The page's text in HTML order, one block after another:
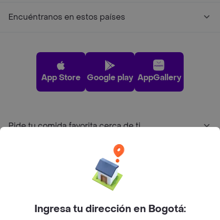
Encuéntranos en estos países
App Store Google play AppGallery
Pide tu comida favorita cerca de ti
Sobre Rappi
Ingresa tu dirección en Bogotá: